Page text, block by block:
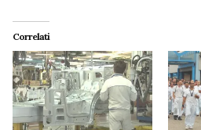
Correlati